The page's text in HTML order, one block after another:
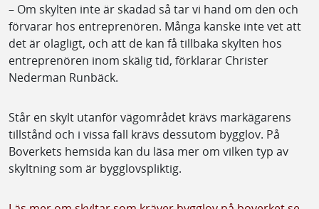
– Om skylten inte är skadad så tar vi hand om den och
förvarar hos entreprenören. Många kanske inte vet att
det är olagligt, och att de kan få tillbaka skylten hos
entreprenören inom skälig tid, förklarar Christer
Nederman Runbäck.
Står en skylt utanför vägområdet krävs markägarens
tillstånd och i vissa fall krävs dessutom bygglov. På
Boverkets hemsida kan du läsa mer om vilken typ av
skyltning som är bygglovspliktig.